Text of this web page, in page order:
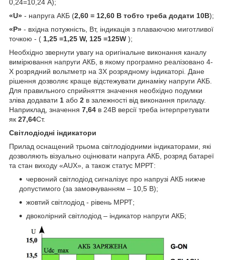
0,24=10,24 А);
«U» - напруга АКБ (2,60 = 12,60 B тобто треба додати 10В);
«P» - вхідна потужність, Вт, індикація з плаваючою миготливої
точкою - ( 1,25 =1,25 W, 125 =125W );
Необхідно звернути увагу на оригінальне виконання каналу
вимірювання напруги АКБ, в якому програмно реалізовано 4-
Х розрядний вольтметр на 3Х розрядному індикаторі. Дане
рішення дозволяє краще відстежувати динаміку напруги АКБ.
Для правильного сприйняття значення необхідно подумки
зліва додавати 1 або 2 в залежності від виконання приладу.
Наприклад, значення 7,64 в 24В версії треба інтерпретувати
як 27,64Ст.
Світлодіодні індикатори
Прилад оснащений трьома світлодіодними індикаторами, які
дозволяють візуально оцінювати напруга АКБ, розряд батареї
та стан виходу «AUX», а також статус МРРТ:
червоний світлодіод сигналізує про напрузі АКБ нижче
допустимого (за замовчуванням – 10,5 В);
жовтий світлодіод - рівень МРРТ;
двоколірний світлодіод – індикатор напруги АКБ;